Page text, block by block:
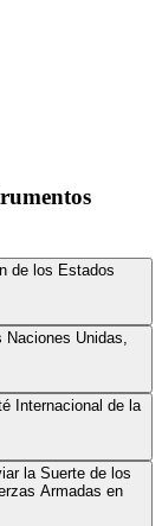
de los Estados
Naciones Unidas,
Internacional de la
la Suerte de los
Armadas en